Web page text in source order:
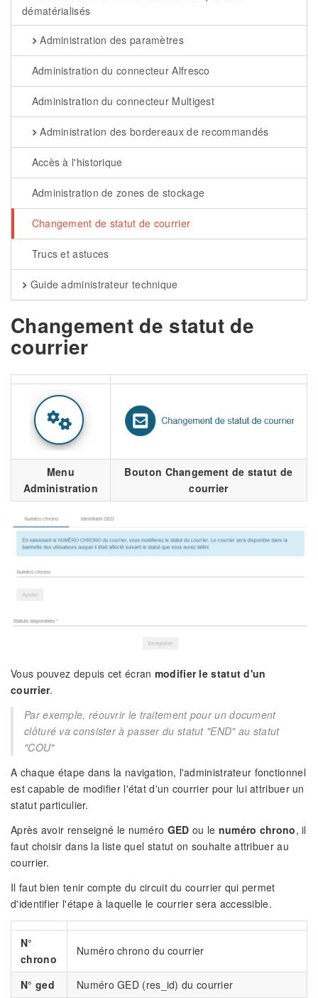
dématérialisés
Administration des paramètres
Administration du connecteur Alfresco
Administration du connecteur Multigest
Administration des bordereaux de recommandés
Accès à l'historique
Administration de zones de stockage
Changement de statut de courrier
Trucs et astuces
Guide administrateur technique
Changement de statut de
courrier
Menu
Administration
Bouton Changement de statut de
courrier
Vous pouvez depuis cet écran modifier le statut d'un
courrier.
Par exemple, réouvrir le traitement pour un document
clôturé va consister à passer du statut "END" au statut
"COU"
A chaque étape dans la navigation, l'administrateur fonctionnel
est capable de modifier l'état d'un courrier pour lui attribuer un
statut particulier.
Après avoir renseigné le numéro GED ou le numéro chrono, il
faut choisir dans la liste quel statut on souhaite attribuer au
courrier.
Il faut bien tenir compte du circuit du courrier qui permet
d'identifier l'étape à laquelle le courrier sera accessible.
N°
chrono
Numéro chrono du courrier
N° ged Numéro GED (res_id) du courrier